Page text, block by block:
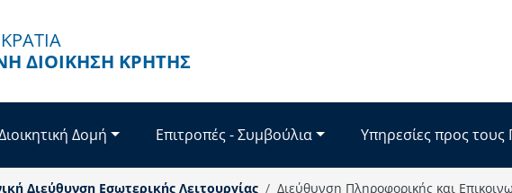
ΔΙΟΊΚΗΣΗ ΚΡΉΤΗΣ
Δομή Επιτροπές - Συμβούλια Υπηρεσίες προς τους
Διεύθυνση Εσωτερικής Λειτουργίας Διεύθυνση Πληροφορικής και